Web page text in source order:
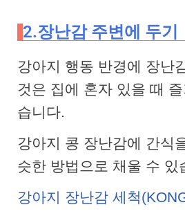
2.장난감 주변에 두기
강아지 행동 반경에 장난
것은 집에 혼자 있을 때
습니다.
강아지 콩 장난감에 간식
슷한 방법으로 채울 수 있
강아지 장난감 세척